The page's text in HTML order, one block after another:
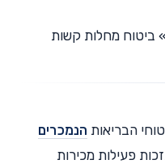
ביטוח מחלות קשות
הבריאות הנמכרים
פעילות מכירות